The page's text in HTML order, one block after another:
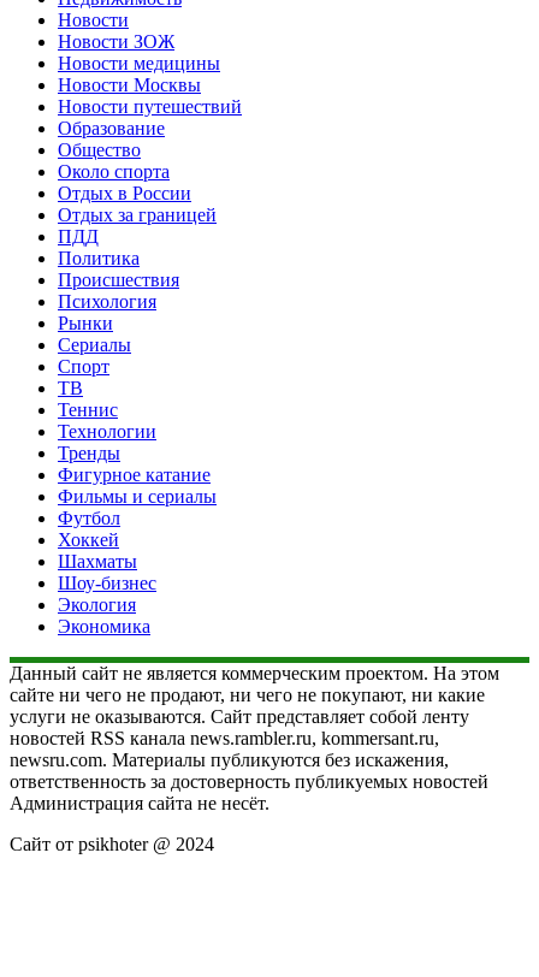
Новости
Новости ЗОЖ
Новости медицины
Новости Москвы
Новости путешествий
Образование
Общество
Около спорта
Отдых в России
Отдых за границей
ПДД
Политика
Происшествия
Психология
Рынки
Сериалы
Спорт
ТВ
Теннис
Технологии
Тренды
Фигурное катание
Фильмы и сериалы
Футбол
Хоккей
Шахматы
Шоу-бизнес
Экология
Экономика
Данный сайт не является коммерческим проектом. На этом
сайте ни чего не продают, ни чего не покупают, ни какие
услуги не оказываются. Сайт представляет собой ленту
новостей RSS канала news.rambler.ru, kommersant.ru,
newsru.com. Материалы публикуются без искажения,
ответственность за достоверность публикуемых новостей
Администрация сайта не несёт.
Сайт от psikhoter @ 2024